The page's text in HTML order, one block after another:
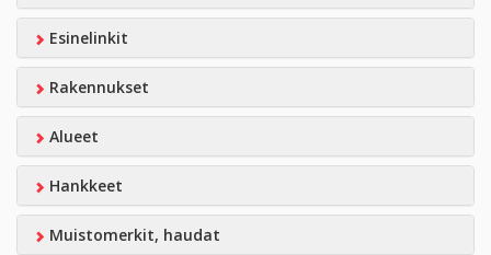
Esinelinkit
Rakennukset
Alueet
Hankkeet
Muistomerkit, haudat